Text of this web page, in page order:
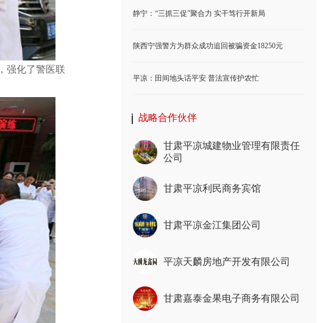
强化了警医联
静宁：“三抓三促”聚合力 实干笃行开新局
陕西宁强警方为群众成功追回被骗资金18250元
平凉：田间地头话平安 普法宣传护农忙
战略合作伙伴
甘肃平凉城建物业管理有限责任
公司
甘肃平凉利民商务宾馆
甘肃平凉金江集团公司
平凉天麟房地产开发有限公司
甘肃嘉泰金果电子商务有限公司